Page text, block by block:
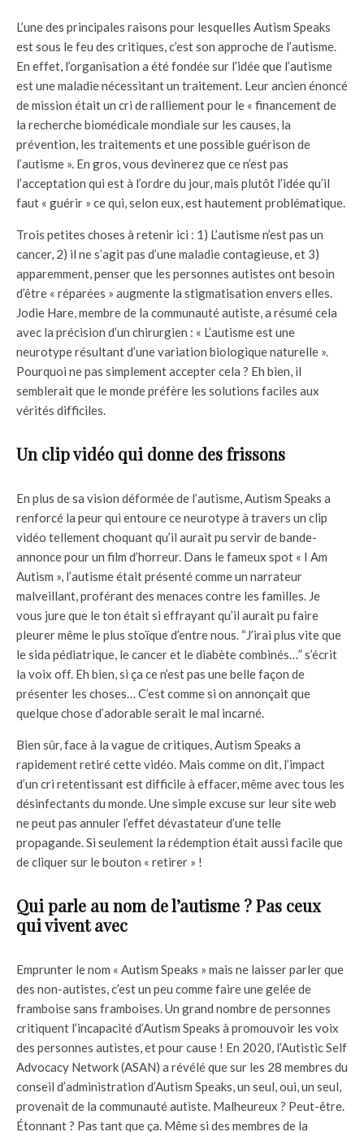
L’une des principales raisons pour lesquelles Autism Speaks
est sous le feu des critiques, c’est son approche de l’autisme.
En effet, l’organisation a été fondée sur l’idée que l’autisme
est une maladie nécessitant un traitement. Leur ancien énoncé
de mission était un cri de ralliement pour le « financement de
la recherche biomédicale mondiale sur les causes, la
prévention, les traitements et une possible guérison de
l’autisme ». En gros, vous devinerez que ce n’est pas
l’acceptation qui est à l’ordre du jour, mais plutôt l’idée qu’il
faut « guérir » ce qui, selon eux, est hautement problématique.
Trois petites choses à retenir ici : 1) L’autisme n’est pas un
cancer, 2) il ne s’agit pas d’une maladie contagieuse, et 3)
apparemment, penser que les personnes autistes ont besoin
d’être « réparées » augmente la stigmatisation envers elles.
Jodie Hare, membre de la communauté autiste, a résumé cela
avec la précision d’un chirurgien : « L’autisme est une
neurotype résultant d’une variation biologique naturelle ».
Pourquoi ne pas simplement accepter cela ? Eh bien, il
semblerait que le monde préfère les solutions faciles aux
vérités difficiles.
Un clip vidéo qui donne des frissons
En plus de sa vision déformée de l’autisme, Autism Speaks a
renforcé la peur qui entoure ce neurotype à travers un clip
vidéo tellement choquant qu’il aurait pu servir de bande-
annonce pour un film d’horreur. Dans le fameux spot « I Am
Autism », l’autisme était présenté comme un narrateur
malveillant, proférant des menaces contre les familles. Je
vous jure que le ton était si effrayant qu’il aurait pu faire
pleurer même le plus stoïque d’entre nous. “J’irai plus vite que
le sida pédiatrique, le cancer et le diabète combinés…” s’écrit
la voix off. Eh bien, si ça ce n’est pas une belle façon de
présenter les choses… C’est comme si on annonçait que
quelque chose d’adorable serait le mal incarné.
Bien sûr, face à la vague de critiques, Autism Speaks a
rapidement retiré cette vidéo. Mais comme on dit, l’impact
d’un cri retentissant est difficile à effacer, même avec tous les
désinfectants du monde. Une simple excuse sur leur site web
ne peut pas annuler l’effet dévastateur d’une telle
propagande. Si seulement la rédemption était aussi facile que
de cliquer sur le bouton « retirer » !
Qui parle au nom de l’autisme ? Pas ceux
qui vivent avec
Emprunter le nom « Autism Speaks » mais ne laisser parler que
des non-autistes, c’est un peu comme faire une gelée de
framboise sans framboises. Un grand nombre de personnes
critiquent l’incapacité d’Autism Speaks à promouvoir les voix
des personnes autistes, et pour cause ! En 2020, l’Autistic Self
Advocacy Network (ASAN) a révélé que sur les 28 membres du
conseil d’administration d’Autism Speaks, un seul, oui, un seul,
provenait de la communauté autiste. Malheureux ? Peut-être.
Étonnant ? Pas tant que ça. Même si des membres de la